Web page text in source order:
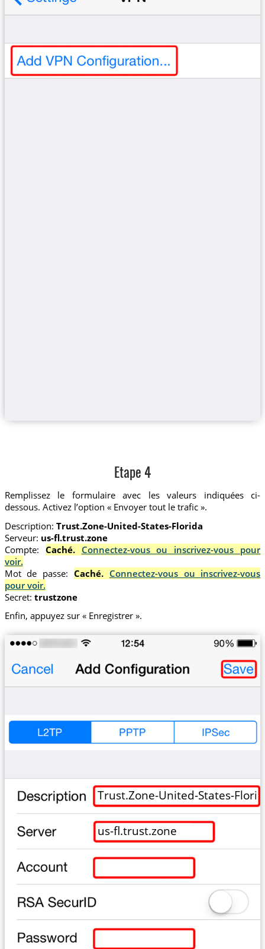
Etape 4
Remplissez le formulaire avec les valeurs indiquées ci-
dessous. Activez l’option « Envoyer tout le trafic ».
Description: Trust.Zone-United-States-Florida
Serveur: us-fl.trust.zone
Compte: Caché. Connectez-vous ou inscrivez-vous pour
voir.
Mot de passe: Caché. Connectez-vous ou inscrivez-vous
pour voir.
Secret: trustzone
Enfin, appuyez sur « Enregistrer ».
Trust.Zone-United-States-
us-fl.trust.zone